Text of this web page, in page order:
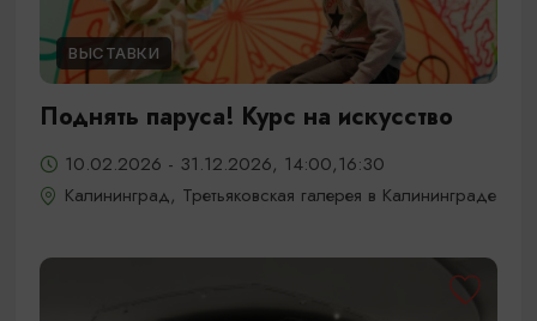
ВЫСТАВКИ
Поднять паруса! Курс на искусство
10.02.2026 - 31.12.2026, 14:00,16:30
Калининград, Третьяковская галерея в Калининграде